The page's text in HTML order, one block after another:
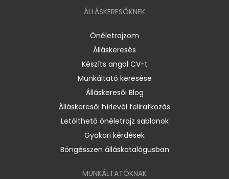
ÁLLÁSKERESŐKNEK
Önéletrajzom
Álláskeresés
Készíts angol CV-t
Munkáltató keresése
Álláskeresői Blog
Álláskeresői hírlevél feliratkozás
Letölthető önéletrajz sablonok
Gyakori kérdések
Böngésszen álláskatalógusban
MUNKÁLTATÓKNAK